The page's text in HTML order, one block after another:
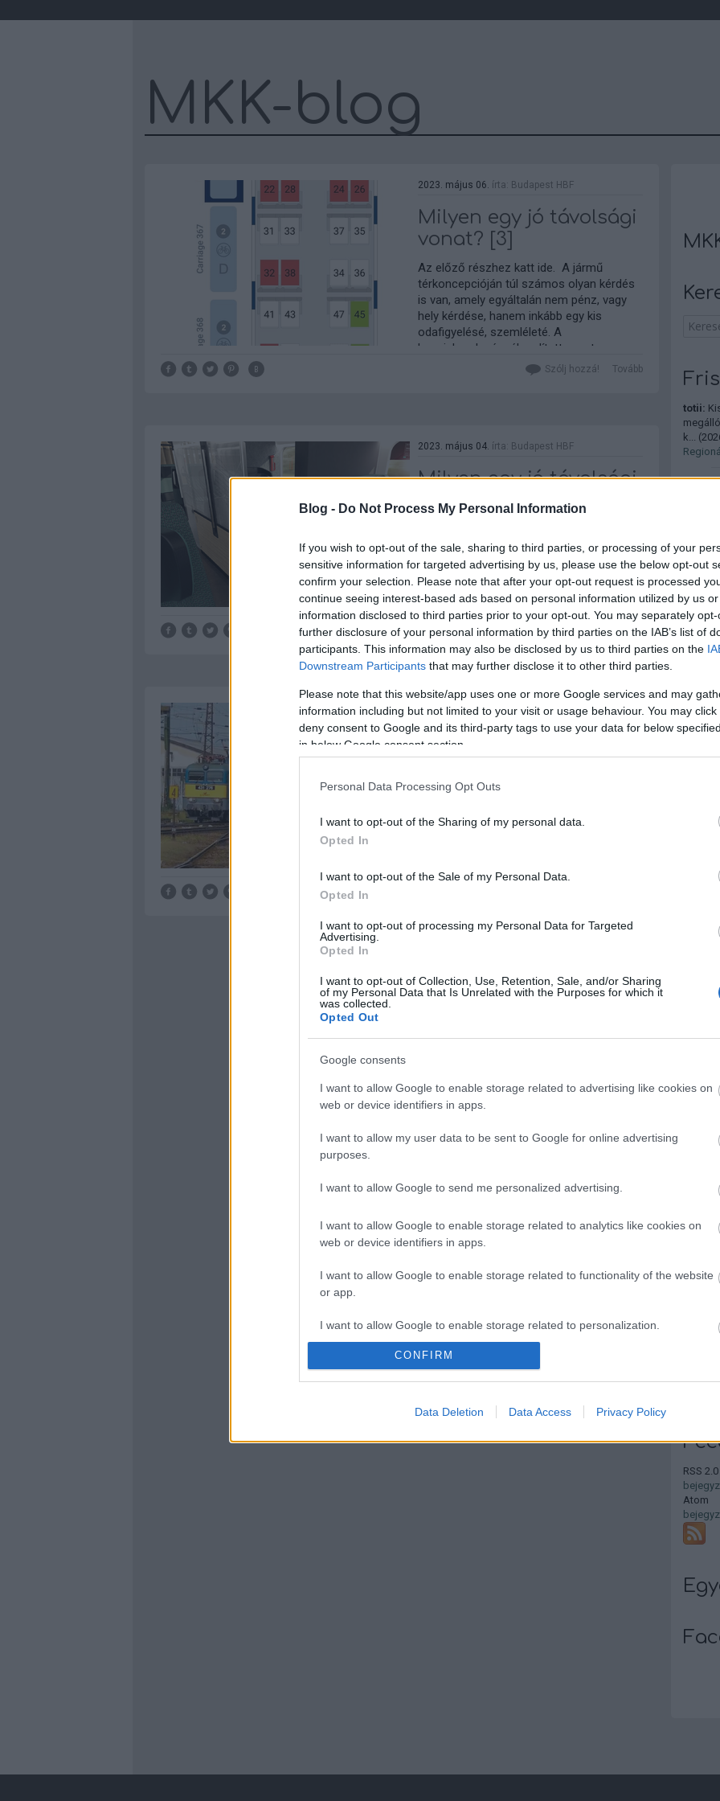
Blog - Do Not Process My Personal Information
If you wish to opt-out of the sale, sharing to third parties, or processing of your
sensitive information for targeted advertising by us, please use the below opt-out
confirm your selection. Please note that after your opt-out request is processed
continue seeing interest-based ads based on personal information utilized by us
information disclosed to third parties prior to your opt-out. You may separately
further disclosure of your personal information by third parties on the IAB’s list of
participants. This information may also be disclosed by us to third parties on the
Downstream Participants that may further disclose it to other third parties.
Please note that this website/app uses one or more Google services and may
information including but not limited to your visit or usage behaviour. You may
deny consent to Google and its third-party tags to use your data for below
in below Google consent section.
Personal Data Processing Opt Outs
I want to opt-out of the Sharing of my personal data.
Opted In
I want to opt-out of the Sale of my Personal Data.
Opted In
I want to opt-out of processing my Personal Data for Targeted
Advertising.
Opted In
I want to opt-out of Collection, Use, Retention, Sale, and/or Sharing
of my Personal Data that Is Unrelated with the Purposes for which it
was collected.
Opted Out
Google consents
I want to allow Google to enable storage related to advertising like cookies on
web or device identifiers in apps.
I want to allow my user data to be sent to Google for online advertising
purposes.
I want to allow Google to send me personalized advertising.
I want to allow Google to enable storage related to analytics like cookies on
web or device identifiers in apps.
I want to allow Google to enable storage related to functionality of the website
or app.
I want to allow Google to enable storage related to personalization.
I want to allow Google to enable storage related to security, including
authentication functionality and fraud prevention, and other user protection.
CONFIRM
Data Deletion Data Access Privacy Policy
MKK-blog
2023. május 06. írta: Budapest HBF
Milyen egy jó távolsági
vonat? [3]
Az előző részhez katt ide. A jármű
térkoncepcióján túl számos olyan kérdés
is van, amely egyáltalán nem pénz, vagy
hely kérdése, hanem inkább egy kis
odafigyelésé, szemléleté. A
kocsielrendezésnél említett vasutas
hibákon túl ezek még azok a dolgok,
Tovább
Szólj hozzá!
2023. május 04. írta: Budapest HBF
Milyen egy jó távolsági
vonat? [2]
Miután a szóbajöhető utaskategóriákat
számbavettük, lássuk, milyen tértípusokat
érdemes számukra biztosítani a vonatban!
Alaptétel, hogy egy távolsági vonat beltere
akkor jó, ha 100%-os kihasználtság esetén
is mindenki jól érzi benne magát! Egy- és…
Tovább
3komment
2023. május 02. írta:Budapest HBF
Milyen egy jó távolsági
vonat? [1]
Az elmúlt egy év közlekedéspolitikai
hullámában előkerült témaként új távolsági
hiszen ami a magyar IC-hálózaton
mostanra járműállomány terén kialakult,
totii:
k... (
Péter
Jókor,
Adani:
haladni
két va...
nyelv-
epitik a
Nem
The
giving
This
the
Wand
2025
2024
2024
2024
2024
2022
RSS 2.0
Atom